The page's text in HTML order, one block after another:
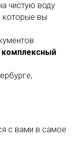
чистую воду
которые вы
комплексный
с вами в самое